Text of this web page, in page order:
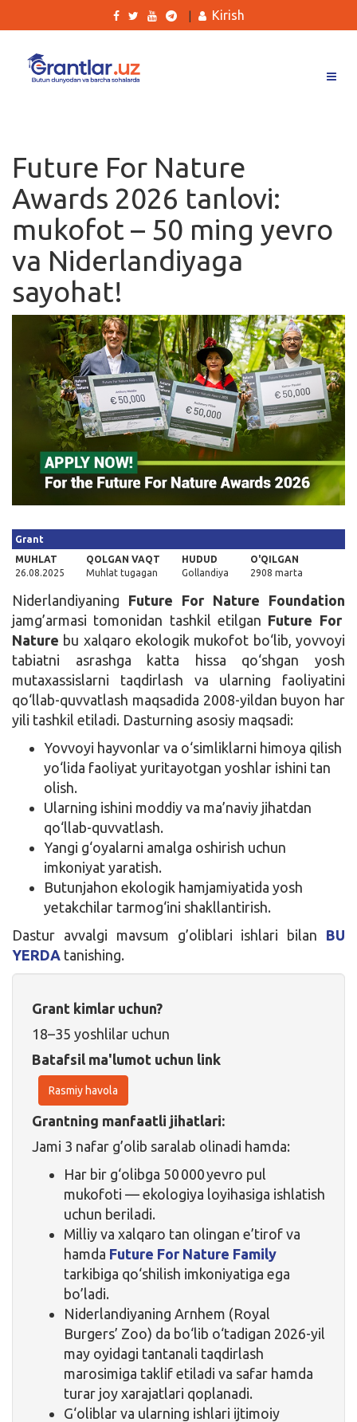
Ishlar
Kurslar
Blog
Yana
Qidirish
Kirish
Kirish
Future For Nature
Awards 2026 tanlovi:
mukofot – 50 ming yevro
va Niderlandiyaga
sayohat!
Grant
MUHLAT
26.08.2025
QOLGAN VAQT
Muhlat tugagan
HUDUD
Gollandiya
O'QILGAN
2908 marta
Niderlandiyaning Future For Nature Foundation
jamg’armasi tomonidan tashkil etilgan Future For
Nature bu xalqaro ekologik mukofot bo‘lib, yovvoyi
tabiatni asrashga katta hissa qo‘shgan yosh
mutaxassislarni taqdirlash va ularning faoliyatini
qo‘llab-quvvatlash maqsadida 2008-yildan buyon har
yili tashkil etiladi. Dasturning asosiy maqsadi:
Yovvoyi hayvonlar va o‘simliklarni himoya qilish
yo‘lida faoliyat yuritayotgan yoshlar ishini tan
olish.
Ularning ishini moddiy va ma’naviy jihatdan
qo‘llab-quvvatlash.
Yangi g‘oyalarni amalga oshirish uchun
imkoniyat yaratish.
Butunjahon ekologik hamjamiyatida yosh
yetakchilar tarmog‘ini shakllantirish.
Dastur avvalgi mavsum g’oliblari ishlari bilan BU
YERDA tanishing.
Grant kimlar uchun?
18–35 yoshlilar uchun
Batafsil ma'lumot uchun link
Rasmiy havola
Grantning manfaatli jihatlari:
Jami 3 nafar g’olib saralab olinadi hamda:
Har bir g‘olibga 50 000 yevro pul
mukofoti — ekologiya loyihasiga ishlatish
uchun beriladi.
Milliy va xalqaro tan olingan e’tirof va
hamda Future For Nature Family
tarkibiga qo‘shilish imkoniyatiga ega
bo’ladi.
Niderlandiyaning Arnhem (Royal
Burgers’ Zoo) da bo‘lib o‘tadigan 2026-yil
may oyidagi tantanali taqdirlash
marosimiga taklif etiladi va safar hamda
turar joy xarajatlari qoplanadi.
G‘oliblar va ularning ishlari ijtimoiy